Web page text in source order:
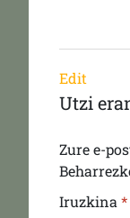
Edit
Utzi
Zure e-
Iruzkina *